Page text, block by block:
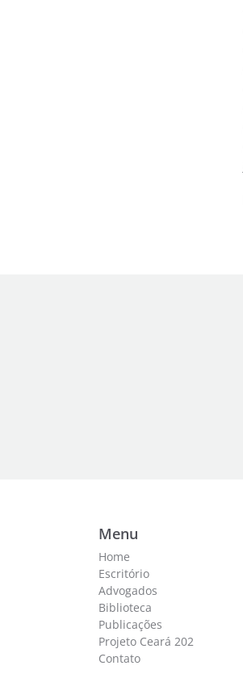
Menu
Home
Escritório
Advogados
Biblioteca
Publicações
Projeto Ceará 202
Contato